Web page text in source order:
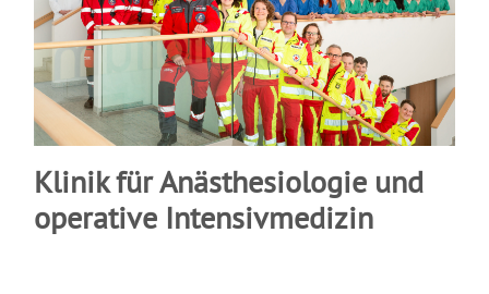
Klinik für Anästhesiologie und
operative Intensivmedizin